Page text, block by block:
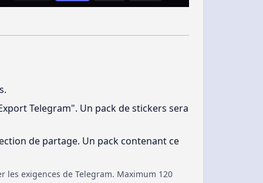
Telegram". Un pack de stickers sera
de partage. Un pack contenant ce
les exigences de Telegram. Maximum 120